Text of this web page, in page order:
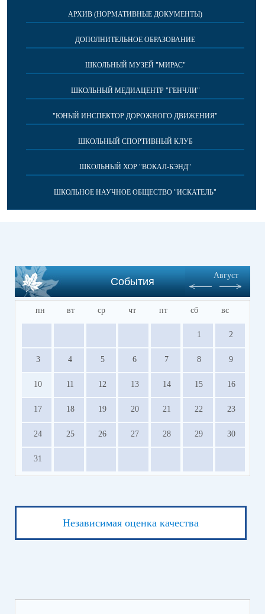
АРХИВ (НОРМАТИВНЫЕ ДОКУМЕНТЫ)
ДОПОЛНИТЕЛЬНОЕ ОБРАЗОВАНИЕ
ШКОЛЬНЫЙ МУЗЕЙ "МИРАС"
ШКОЛЬНЫЙ МЕДИАЦЕНТР "ГЕНЧЛИ"
"ЮНЫЙ ИНСПЕКТОР ДОРОЖНОГО ДВИЖЕНИЯ"
ШКОЛЬНЫЙ СПОРТИВНЫЙ КЛУБ
ШКОЛЬНЫЙ ХОР "ВОКАЛ-БЭНД"
ШКОЛЬНОЕ НАУЧНОЕ ОБЩЕСТВО "ИСКАТЕЛЬ"
События
Август
пн вт ср чт пт сб вс
1 2
3 4 5 6 7 8 9
10 11 12 13 14 15 16
17 18 19 20 21 22 23
24 25 26 27 28 29 30
31
Независимая оценка качества